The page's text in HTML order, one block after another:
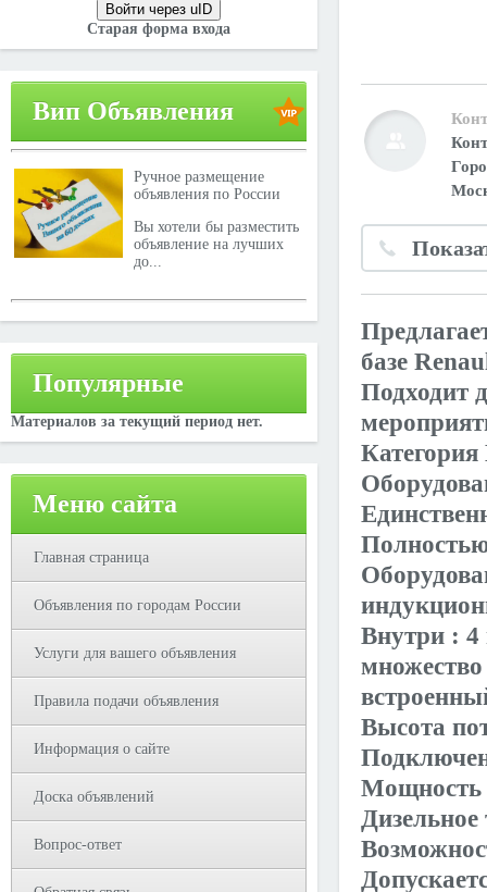
Войти через uID
Старая форма входа
Вип Объявления
Ручное размещение
объявления по России
Вы хотели бы разместить
объявление на лучших
до...
Популярные
Материалов за текущий период нет.
Меню сайта
Главная страница
Объявления по городам России
Услуги для вашего объявления
Правила подачи объявления
Информация о сайте
Доска объявлений
Вопрос-ответ
базе
Подходит
Категория
Внутри : 4
Высота
Мощность
Дизельное